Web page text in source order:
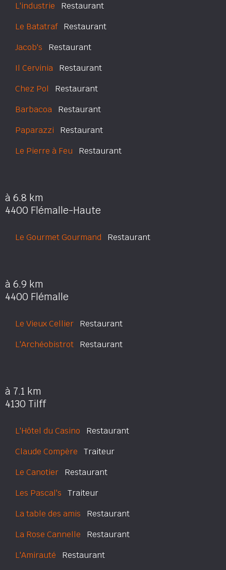
L'industrie Restaurant
Le BatatrafRestaurant
Jacob's Restaurant
Il Cervinia Restaurant
Chez Pol Restaurant
Barbacoa Restaurant
Paparazzi Restaurant
Le Pierre à Feu Restaurant
à 6.8 km
4400 Flémalle-Haute
Le Gourmet Gourmand Restaurant
à 6.9 km
4400 Flémalle
Le Vieux Cellier Restaurant
L'Archéobistrot Restaurant
à 7.1 km
4130 Tilff
L'Hôtel du Casino Restaurant
Claude Compère Traiteur
Le Canotier Restaurant
Les Pascal's Traiteur
La table des amis Restaurant
La Rose Cannelle Restaurant
L'Amirauté Restaurant